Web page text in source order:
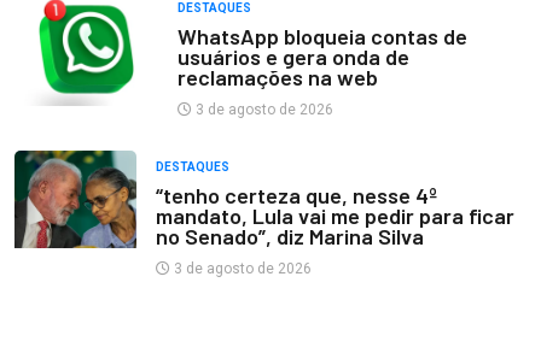
DESTAQUES
WhatsApp bloqueia contas de
usuários e gera onda de
reclamações na web
3 de agosto de 2026
DESTAQUES
“tenho certeza que, nesse 4º
mandato, Lula vai me pedir para ficar
no Senado”, diz Marina Silva
3 de agosto de 2026